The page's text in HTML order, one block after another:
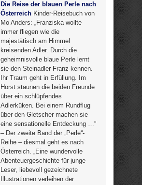
Die Reise der blauen Perle nach
Österreich Kinder-Reisebuch von
Mo Anders: „Franziska wollte
immer fliegen wie die
majestätisch am Himmel
kreisenden Adler. Durch die
geheimnisvolle blaue Perle lernt
sie den Steinadler Franz kennen.
Ihr Traum geht in Erfüllung. Im
Horst staunen die beiden Freunde
über ein schlüpfendes
Adlerküken. Bei einem Rundflug
über den Gletscher machen sie
eine sensationelle Entdeckung …“
– Der zweite Band der „Perle“-
Reihe – diesmal geht es nach
Österreich. „Eine wundervolle
Abenteuergeschichte für junge
Leser, liebevoll gezeichnete
Illustrationen verleihen der